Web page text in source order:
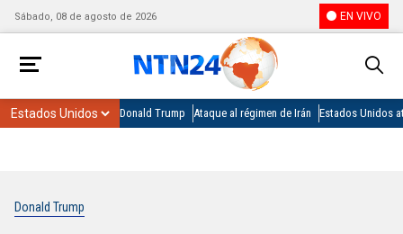
Sábado, 08 de agosto de 2026 EN VIVO
Donald Trump Ataque al régimen de Irán Estados Unidos
Donald Trump